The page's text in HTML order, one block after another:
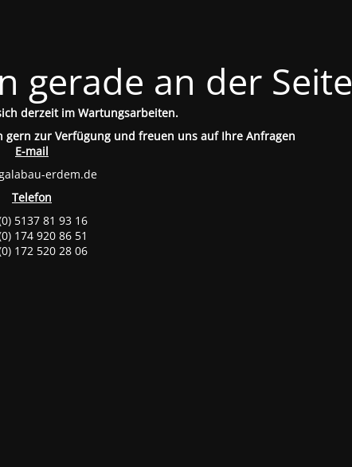
gerade an der Seite
derzeit im Wartungsarbeiten.
zur Verfügung und freuen uns auf Ihre Anfragen
E-mail
erdem.de
Telefon
5137 81 93 16
174 920 86 51
172 520 28 06